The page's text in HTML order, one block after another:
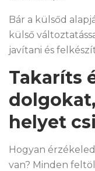
Bár a külsőd
külső
javítani és
Takaríts
helyet
Hogyan
van? Minden